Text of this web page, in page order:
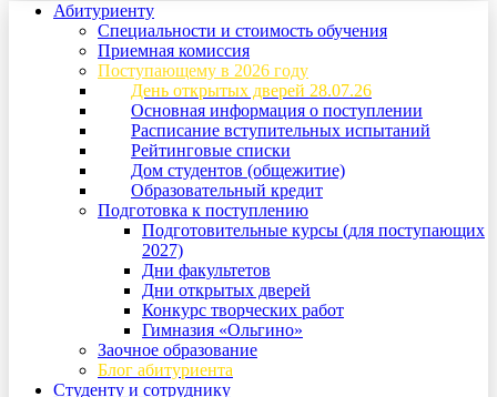
Абитуриенту
Специальности и стоимость обучения
Приемная комиссия
Поступающему в 2026 году
День открытых дверей 28.07.26
Основная информация о поступлении
Расписание вступительных испытаний
Рейтинговые списки
Дом студентов (общежитие)
Образовательный кредит
Подготовка к поступлению
Подготовительные курсы (для поступающих
2027)
Дни факультетов
Дни открытых дверей
Конкурс творческих работ
Гимназия «Ольгино»
Заочное образование
Блог абитуриента
Студенту и сотруднику